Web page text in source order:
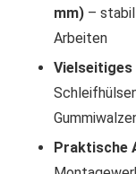
mm) –
Arbeiten
Praktische